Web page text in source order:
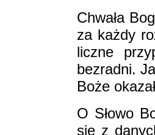
Chwała
za każdy
liczne
bezradni.
Boże
O Słowo
się z